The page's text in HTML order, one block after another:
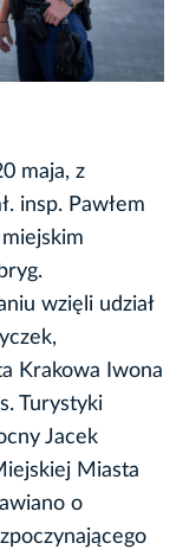
maja, z
insp. Pawłem
wzięli udział
Krakowa Iwona
Turystyki
Jacek
Miasta
o